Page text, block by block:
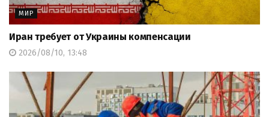
МИР
Иран требует от Украины компенсации
2026/08/10, 13:48